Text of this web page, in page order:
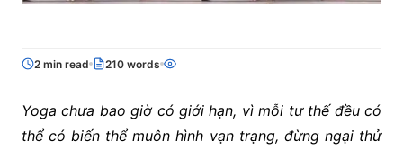
2 min read 210 words
Yoga chưa bao giờ có giới hạn, vì mỗi tư thế đều có
thể có biến thể muôn hình vạn trạng, đừng ngại thử